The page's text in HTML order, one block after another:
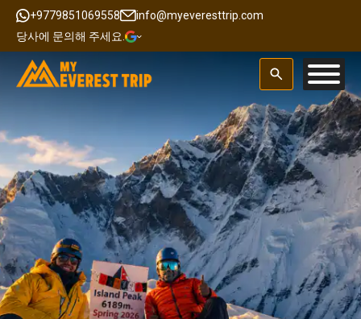
+9779851069558
info@myeveresttrip.com
당사에 문의해 주세요.